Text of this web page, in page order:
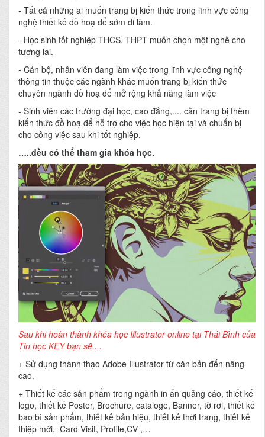
- Tất cả những ai muốn trang bị kiến thức trong lĩnh vực công
nghệ thiết kế đồ hoạ để sớm đi làm.
- Học sinh tốt nghiệp THCS, THPT muốn chọn một nghề cho
tương lai.
- Cán bộ, nhân viên đang làm việc trong lĩnh vực công nghệ
thông tin thuộc các ngành khác muốn trang bị kiến thức
chuyên ngành đồ hoạ để mở rộng khả năng làm việc
- Sinh viên các trường đại học, cao đẳng,.... cần trang bị thêm
kiến thức đồ hoạ để hỗ trợ cho việc học hiện tại và chuẩn bị
cho công việc sau khi tốt nghiệp.
…..đều có thể tham gia khóa học.
Sau khi hoàn thành khóa học Illustrator online tại Thái Bình của
Tin học KEY bạn sẽ....
+ Sử dụng thành thạo Adobe Illustrator từ căn bản đến nâng
cao.
+ Thiết kế các sản phẩm trong ngành in ấn quảng cáo, thiết kế
logo, thiết kế Poster, Brochure, cataloge, Banner, tờ rơi, thiết kế
bao bì sản phẩm, thiết kế bản hiệu, thiết kế thời trang, thiết kế
thiệp mời, Card Visit, Profile,CV ,…